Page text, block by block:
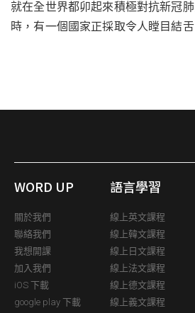
就在全世界都卯起來積極對抗新冠
時，有一個國家正採取令人瞠目結舌
WORD UP
關於我們
聯絡我們
我想開課
加入我們
iOS 下載
google play 下載
語言學習
線上英文課程
線上韓文課程
線上日文課程
線上法文課程
線上德文課程
線上義文課程